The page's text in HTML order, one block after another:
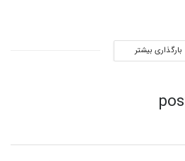
بارگذاری بیشتر